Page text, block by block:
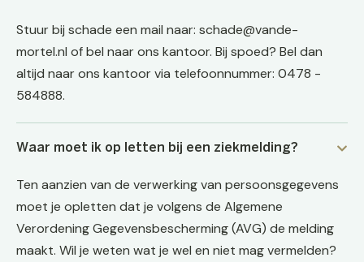
Stuur bij schade een mail naar: schade@vande-
mortel.nl of bel naar ons kantoor. Bij spoed? Bel dan
altijd naar ons kantoor via telefoonnummer: 0478 -
584888.
Waar moet ik op letten bij een ziekmelding?
Ten aanzien van de verwerking van persoonsgegevens
moet je opletten dat je volgens de Algemene
Verordening Gegevensbescherming (AVG) de melding
maakt. Wil je weten wat je wel en niet mag vermelden?